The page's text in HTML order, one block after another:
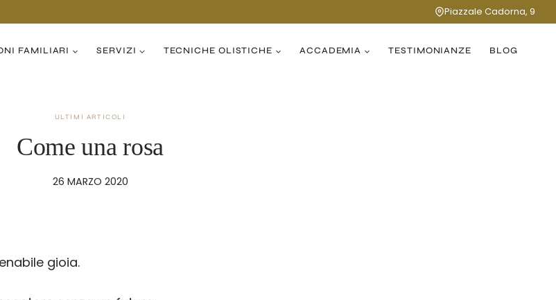
Piazzale Cadorna, 9
FAMILIARI SERVIZI TECNICHE OLISTICHE ACCADEMIA TESTIMONIANZE BLOG
ULTIMI ARTICOLI
Come una rosa
26 MARZO 2020
gioia.